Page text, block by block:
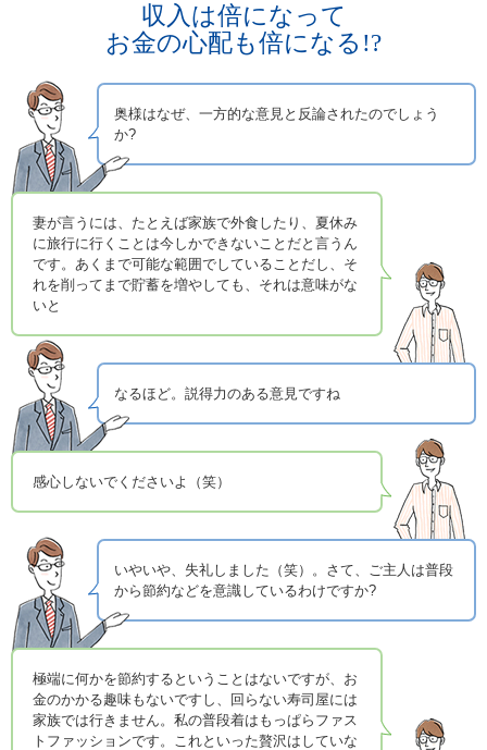
法人・行政機関の方へ
学校関係者の方へ
報道・メディア関係者の方へ
CLOSE
収入は倍になって
お金の心配も倍になる!?
奥様はなぜ、一方的な意見と反論されたのでしょう
か?
妻が言うには、たとえば家族で外食したり、夏休み
に旅行に行くことは今しかできないことだと言うん
です。あくまで可能な範囲でしていることだし、そ
れを削ってまで貯蓄を増やしても、それは意味がな
いと
なるほど。説得力のある意見ですね
感心しないでくださいよ（笑）
いやいや、失礼しました（笑）。さて、ご主人は普段
から節約などを意識しているわけですか?
極端に何かを節約するということはないですが、お
金のかかる趣味もないですし、回らない寿司屋には
家族では行きません。私の普段着はもっぱらファス
トファッションです。これといった贅沢はしていな